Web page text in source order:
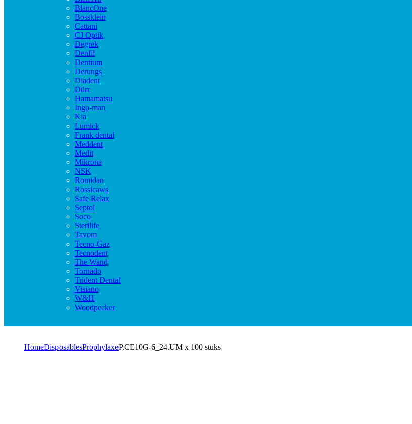
BlancOne
Bossklein
Cattani
CJ Optik
Degrek
Denfil
Dentium
Derungs
Diadent
Dürr
Hamamatsu
Ingo-man
Kia
Lumick
Frank dental
Meddent
Medit
Mikrona
NSK
Romidan
Rossicaws
Safe Relax
Septol
Soco
Sterilife
Tavom
Tecno-Gaz
Tecnodent
The Wand
Tornado
Trident Dental
Visiano
W&H
Woodpecker
HomeDisposablesProphylaxeP.CE10G-6_24.UM x 100 stuks